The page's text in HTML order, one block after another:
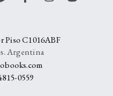
Piso C1016ABF
Argentina
0559